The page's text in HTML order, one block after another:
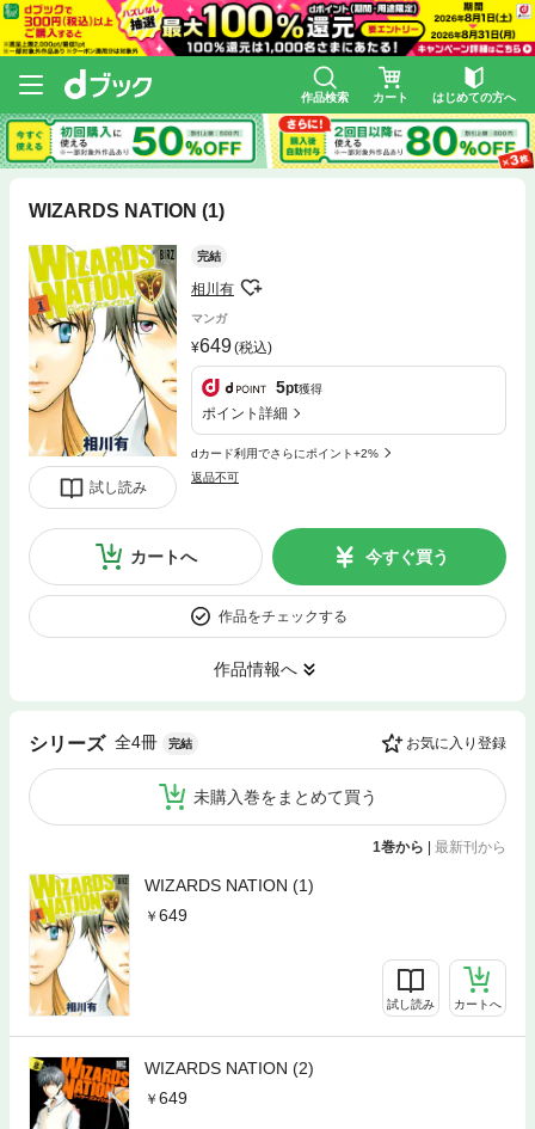
作品検索 カート はじめての方へ
WIZARDS NATION (1)
試し読み
完結
相川有
マンガ
649(税込)
5pt獲得
ポイント詳細
dカード利用でさらにポイント+2%
返品不可
カートへ 今すぐ買う
作品をチェックする
作品情報へ
シリーズ 全4冊 完結 お気に入り登録
未購入巻をまとめて買う
1巻から | 最新刊から
WIZARDS NATION (1)
649
試し読み カートへ
WIZARDS NATION (2)
649